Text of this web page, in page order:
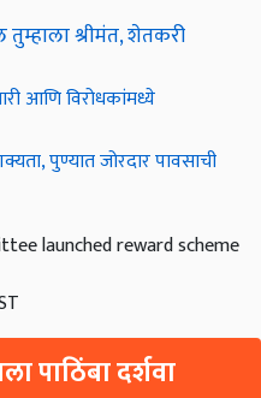
श्रीमंत, शेतकरी
आणि विरोधकांमध्ये
पुण्यात जोरदार पावसाची
launched reward scheme
पाठिंबा दर्शवा